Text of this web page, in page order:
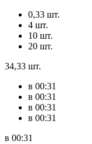
0,33 шт.
4 шт.
10 шт.
20 шт.
34,33 шт.
в 00:31
в 00:31
в 00:31
в 00:31
в 00:31